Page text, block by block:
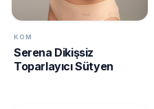
KOM
Serena Dikişsiz
Toparlayıcı Sütyen